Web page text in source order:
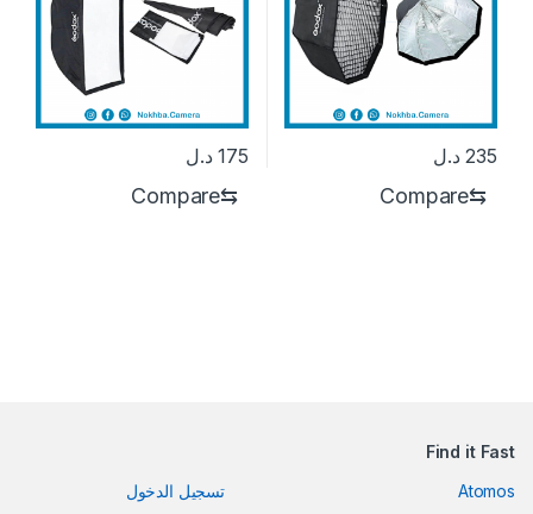
235 د.ل
⇆
Compare
175 د.ل
⇆
Compare
Find it Fast
Atomos
تسجيل الدخول